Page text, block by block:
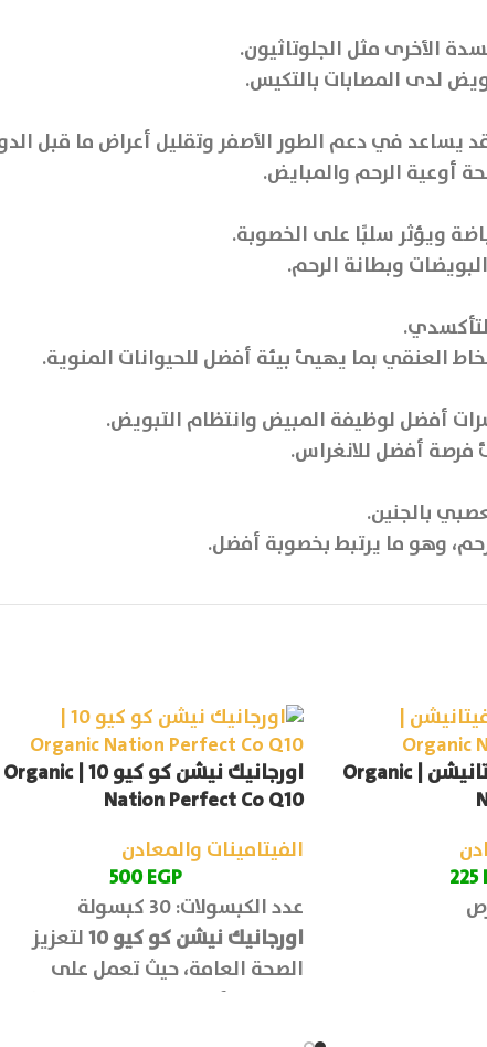
الأخرى مثل الجلوتاثيون.
لدى المصابات بالتكيس.
يساعد في دعم الطور الأصفر وتقليل أعراض ما قبل
ويؤثر سلبًا على الخصوبة.
وبطانة الرحم.
العنقي بما يهيئ بيئة أفضل للحيوانات المنوية.
أفضل لوظيفة المبيض وانتظام التبويض.
فرصة أفضل للانغراس.
بالجنين.
اورجانيك نيشن فيتانيشن | Organic
225
اورجانيك نيشن كو كيو 10 | Organic
Nation Perfect Co Q10
الفيتامينات والمعادن
500EGP
عدد الكبسولات: 30 كبسولة
اورجانيك نيشن كو كيو 10
لتعزيز
الصحة العامة، حيث تعمل على
تحسين الأداء الرياضي وتقليل